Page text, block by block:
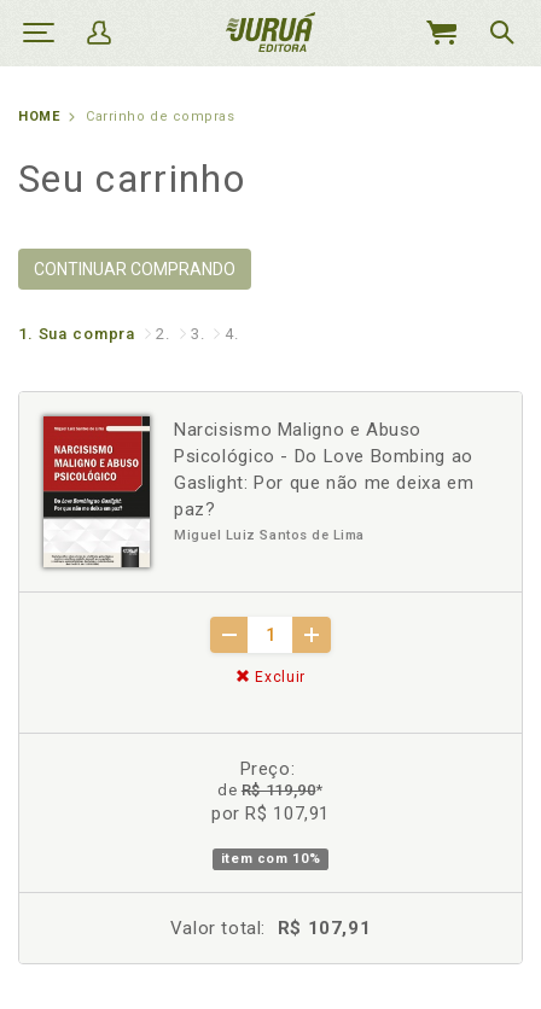
MEU
HOME Carrinho de compras
Seu carrinho
CONTINUAR COMPRANDO
1. Sua compra 2. 3. 4.
Narcisismo Maligno e Abuso
Psicológico - Do Love Bombing ao
Gaslight: Por que não me deixa em
paz?
Miguel Luiz Santos de Lima
Excluir
Preço:
deR$ 119,90*
por R$ 107,91
item com 10%
Valor total: R$ 107,91